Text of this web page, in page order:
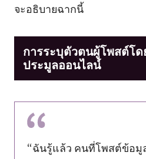
จะอธิบายฉากนี้
การระบุตัวตนผู้โพสต์โด
ประมูลออนไลน์
“ฉันรู้แล้ว คนที่โพสต์ข้อ